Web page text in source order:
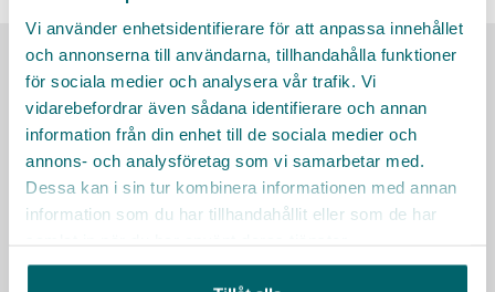
Vi använder enhetsidentifierare för att anpassa innehållet
och annonserna till användarna, tillhandahålla funktioner
för sociala medier och analysera vår trafik. Vi
vidarebefordrar även sådana identifierare och annan
information från din enhet till de sociala medier och
annons- och analysföretag som vi samarbetar med.
Dessa kan i sin tur kombinera informationen med annan
information som du har tillhandahållit eller som de har
Här finns vi